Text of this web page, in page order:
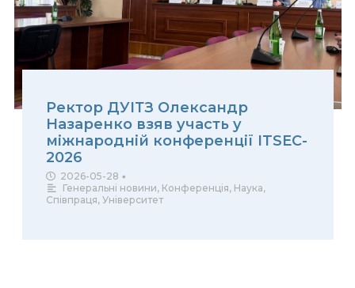
Ректор ДУІТЗ Олександр
Назаренко взяв участь у
міжнародній конференції ITSEC-
2026
2026-05-28 •
Генеральні новини, Конференція, Наука,
Співпраця, Університет